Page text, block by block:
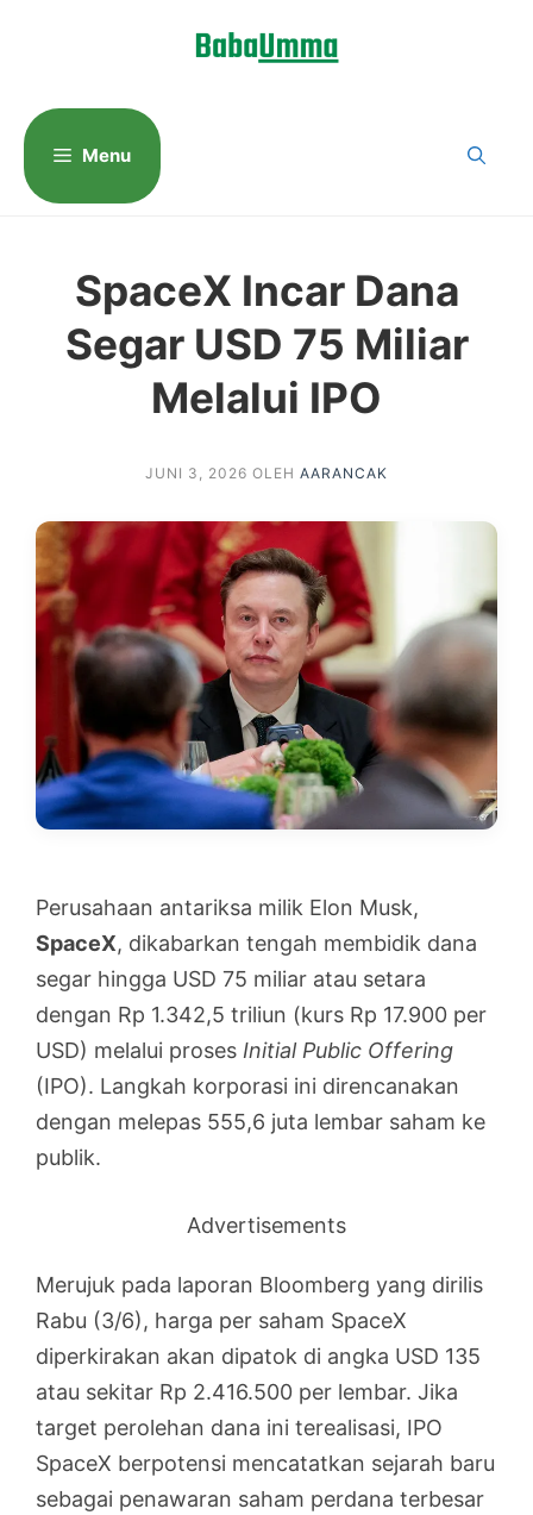
Menu
SpaceX Incar Dana
Segar USD 75 Miliar
Melalui IPO
JUNI 3, 2026 OLEH AARANCAK
Perusahaan antariksa milik Elon Musk,
SpaceX, dikabarkan tengah membidik dana
segar hingga USD 75 miliar atau setara
dengan Rp 1.342,5 triliun (kurs Rp 17.900 per
USD) melalui proses Initial Public Offering
(IPO). Langkah korporasi ini direncanakan
dengan melepas 555,6 juta lembar saham ke
publik.
Advertisements
Merujuk pada laporan Bloomberg yang dirilis
Rabu (3/6), harga per saham SpaceX
diperkirakan akan dipatok di angka USD 135
atau sekitar Rp 2.416.500 per lembar. Jika
target perolehan dana ini terealisasi, IPO
SpaceX berpotensi mencatatkan sejarah baru
sebagai penawaran saham perdana terbesar